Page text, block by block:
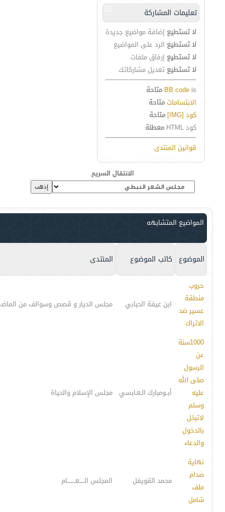
تعليمات المشاركة
لا تستطيع إضافة مواضيع جديدة
لا تستطيع الرد على المواضيع
لا تستطيع إرفاق ملفات
لا تستطيع تعديل مشاركاتك
BB code is
متاحة
الابتساماتمتاحة
كود [IMG]
متاحة
كود HTML
معطلة
قوانين المنتدى
الانتقال السريع
المواضيع المتشابهه
الموضوع كاتب الموضوع المنتدى
حروب
منطقة
عسير ضد
الاتراك
ابن عيفة الحبابي مجلس الديار و قصص وسوالف من
1000سنة
عن
الرسول
صلى الله
عليه
وسلم
لاتبخل
بالدخول
والدعاء
أبــومبارك الـعـابسي مجلس الإسلام والحياة
نهاية
صدام
ملف
شامل
محمد القويفل المجلس الـــــعــــــــام